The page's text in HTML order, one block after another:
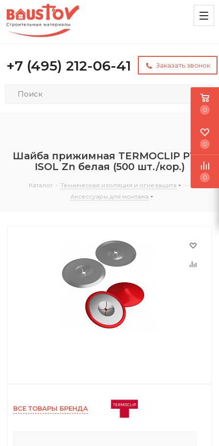
+7 (495) 212-06-41 Заказать звонок
Шайба прижимная TERMOCLIP PW3
ISOL Zn белая (500 шт./кор.)
Каталог - Техническая изоляция и огнезащита
-
Аксессуары для монтажа
ВСЕ ТОВАРЫ БРЕНДА
0
0
0